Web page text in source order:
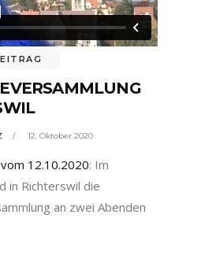
12. Oktober 2020
12.10.2020: Im
in Richterswil die
an zwei Abenden